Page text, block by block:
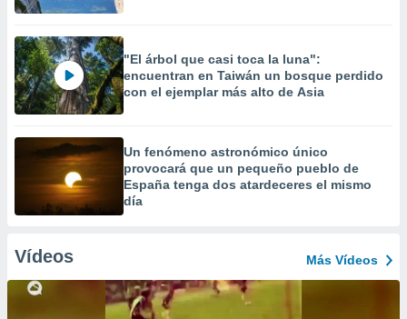
"El árbol que casi toca la luna":
encuentran en Taiwán un bosque perdido
con el ejemplar más alto de Asia
Un fenómeno astronómico único
provocará que un pequeño pueblo de
España tenga dos atardeceres el mismo
día
Vídeos Más Vídeos